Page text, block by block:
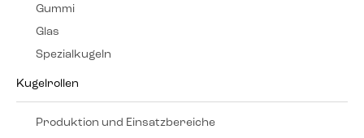
Gummi
Glas
Spezialkugeln
Kugelrollen
Produktion und Einsatzbereiche